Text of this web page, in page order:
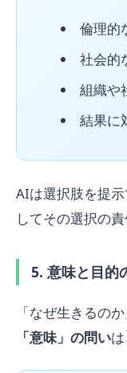
倫理的
社会的
組織や
結果に
AIは選択肢を提
してその選択の
5. 意味と目的
「なぜ生きるの
「意味」の問い